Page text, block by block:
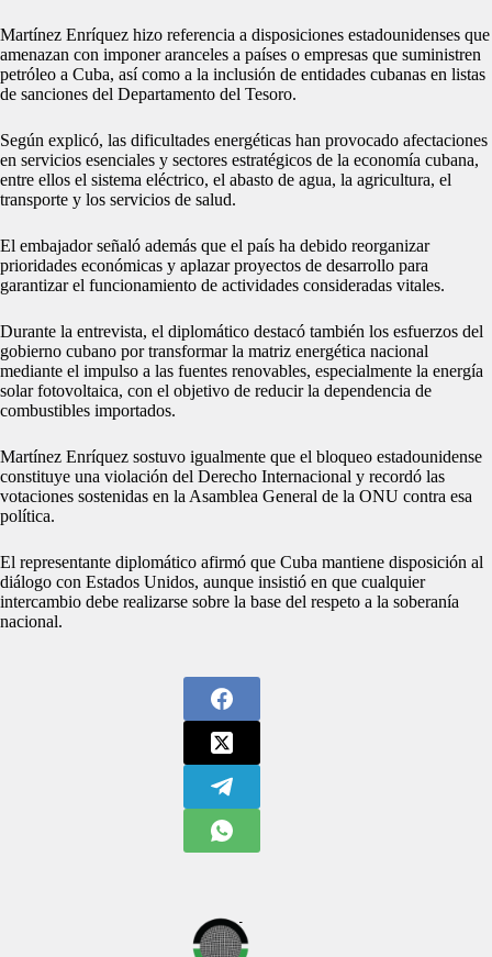
Martínez Enríquez hizo referencia a disposiciones estadounidenses que
amenazan con imponer aranceles a países o empresas que suministren
petróleo a Cuba, así como a la inclusión de entidades cubanas en listas
de sanciones del Departamento del Tesoro.
Según explicó, las dificultades energéticas han provocado afectaciones
en servicios esenciales y sectores estratégicos de la economía cubana,
entre ellos el sistema eléctrico, el abasto de agua, la agricultura, el
transporte y los servicios de salud.
El embajador señaló además que el país ha debido reorganizar
prioridades económicas y aplazar proyectos de desarrollo para
garantizar el funcionamiento de actividades consideradas vitales.
Durante la entrevista, el diplomático destacó también los esfuerzos del
gobierno cubano por transformar la matriz energética nacional
mediante el impulso a las fuentes renovables, especialmente la energía
solar fotovoltaica, con el objetivo de reducir la dependencia de
combustibles importados.
Martínez Enríquez sostuvo igualmente que el bloqueo estadounidense
constituye una violación del Derecho Internacional y recordó las
votaciones sostenidas en la Asamblea General de la ONU contra esa
política.
El representante diplomático afirmó que Cuba mantiene disposición al
diálogo con Estados Unidos, aunque insistió en que cualquier
intercambio debe realizarse sobre la base del respeto a la soberanía
nacional.